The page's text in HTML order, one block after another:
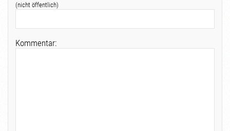
(nicht öffentlich)
Kommentar: